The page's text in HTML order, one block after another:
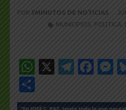
POR 5MINUTOS DE NOTICIAS
MUNICIPIOS , POLÍTICA,
WhatsApp
X